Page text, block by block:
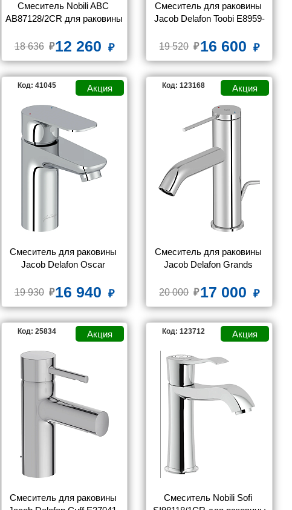
Смеситель Nobili ABC
AB87128/2CR для раковины
18 636 12 260
Смеситель для раковины
Jacob Delafon Toobi E8959-
19 520
16 600
Код: 41045
Смеситель для раковины
Jacob Delafon Oscar
19 930
16 940
Код: 123168
Смеситель для раковины
Jacob Delafon Grands
20 000
17 000
Код: 25834
Смеситель для раковины
Код: 123712
Смеситель Nobili Sofi